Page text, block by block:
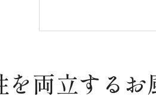
浴室の使い
お風呂リフ
クラシカルな浴
お風呂リフ
を両立する